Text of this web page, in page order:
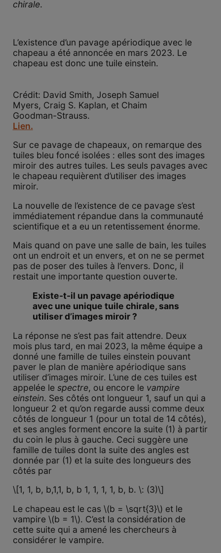
chirale.
L’existence d’un pavage apériodique avec le
chapeau a été annoncée en mars 2023. Le
chapeau est donc une tuile einstein.
Crédit: David Smith, Joseph Samuel
Myers, Craig S. Kaplan, et Chaim
Goodman-Strauss.
Lien.
Sur ce pavage de chapeaux, on remarque des
tuiles bleu foncé isolées : elles sont des images
miroir des autres tuiles. Les seuls pavages avec
le chapeau requièrent d’utiliser des images
miroir.
La nouvelle de l’existence de ce pavage s’est
immédiatement répandue dans la communauté
scientifique et a eu un retentissement énorme.
Mais quand on pave une salle de bain, les tuiles
ont un endroit et un envers, et on ne se permet
pas de poser des tuiles à l’envers. Donc, il
restait une importante question ouverte.
Existe-t-il un pavage apériodique
avec une unique tuile chirale, sans
utiliser d’images miroir ?
La réponse ne s’est pas fait attendre. Deux
mois plus tard, en mai 2023, la même équipe a
donné une famille de tuiles einstein pouvant
paver le plan de manière apériodique sans
utiliser d’images miroir. L’une de ces tuiles est
appelée le spectre, ou encore le vampire
einstein. Ses côtés ont longueur 1, sauf un qui a
longueur 2 et qu’on regarde aussi comme deux
côtés de longueur 1 (pour un total de 14 côtés),
et ses angles forment encore la suite (1) à partir
du coin le plus à gauche. Ceci suggère une
famille de tuiles dont la suite des angles est
donnée par (1) et la suite des longueurs des
côtés par
\[1, 1, b, b,1,1, b, b 1, 1, 1, 1, b, b. \: (3)\]
Le chapeau est le cas \(b = \sqrt{3}\) et le
vampire \(b = 1\). C’est la considération de
cette suite qui a amené les chercheurs à
considérer le vampire.